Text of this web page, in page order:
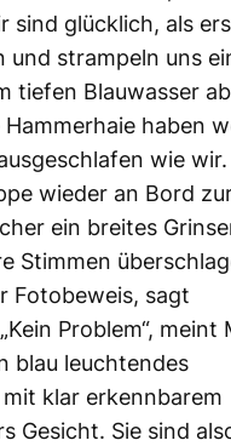
sind glücklich, als
und strampeln uns
tiefen Blauwasser
haben
wie
wieder an Bord
ein breites
Stimmen
Fotobeweis, sagt
Problem“, meint
blau leuchtendes
klar erkennbarem
Gesicht. Sie sind